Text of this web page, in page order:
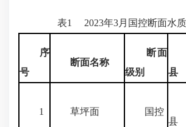
表1 2023年3月国控断面水
序
号
断面名称
断面
级别
县
1 草坪面 国控
县